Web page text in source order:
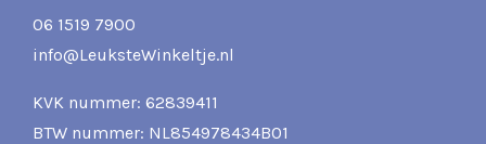
06 1519 7900
info@LeuksteWinkeltje.nl
KVK nummer: 62839411
BTW nummer: NL854978434B01